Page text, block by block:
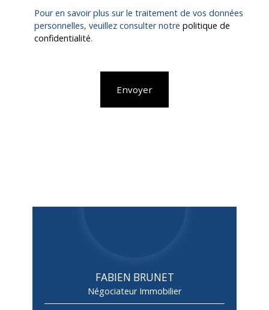
Pour en savoir plus sur le traitement de vos données
personnelles, veuillez consulter notre politique de
confidentialité.
Envoyer
FABIEN BRUNET
Négociateur Immobilier